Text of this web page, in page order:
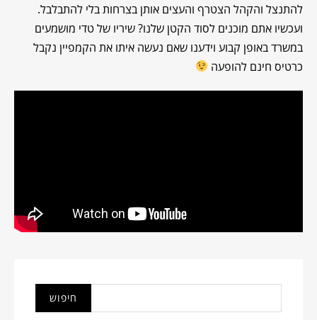
להתנצל והקהל הצטרף והעצים אותן בצרחות בלי להתבלבל.
ועכשיו אתם מוכנים לסוד הקטן שלנו? שיריו של טדי מושמעים
במשרד באופן קבוע וידענו שאם נעשה איתו את הקמפיין נקבל
כרטיס חינם להופעה